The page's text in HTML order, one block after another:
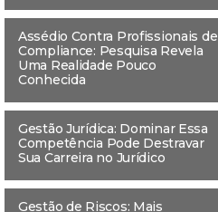
Assédio Contra Profissionais de
Compliance: Pesquisa Revela
Uma Realidade Pouco
Conhecida
Gestão Jurídica: Dominar Essa
Competência Pode Destravar
Sua Carreira no Jurídico
Gestão de Riscos: Mais